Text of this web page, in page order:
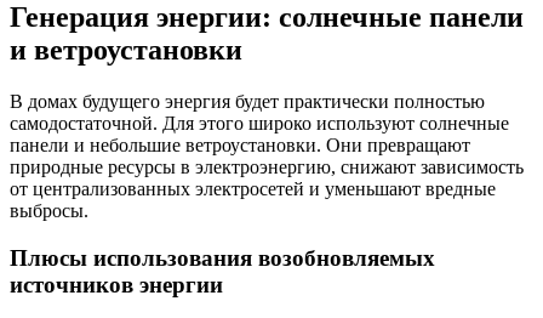
Генерация энергии: солнечные панели
и ветроустановки
В домах будущего энергия будет практически полностью
самодостаточной. Для этого широко используют солнечные
панели и небольшие ветроустановки. Они превращают
природные ресурсы в электроэнергию, снижают зависимость
от централизованных электросетей и уменьшают вредные
выбросы.
Плюсы использования возобновляемых
источников энергии